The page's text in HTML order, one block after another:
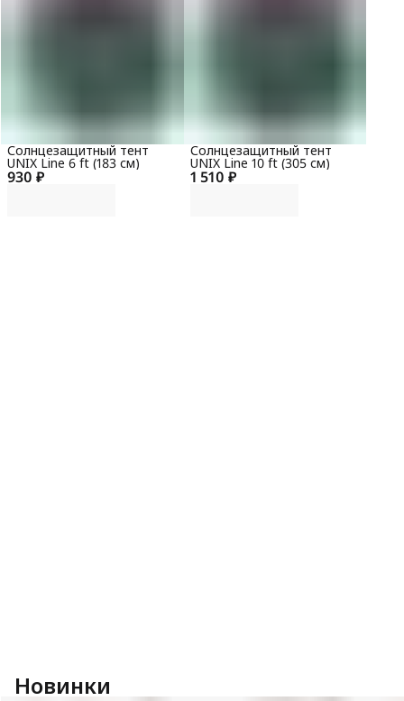
930 ₽
Солнцезащитный тент
UNIX Line 6 ft (183 см)
1 510 ₽
Солнцезащитный тент
UNIX Line 10 ft (305 см)
Новинки